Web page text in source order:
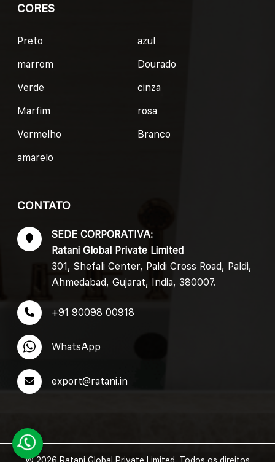
CORES
Preto
azul
marrom
Dourado
Verde
cinza
Marfim
rosa
Vermelho
Branco
amarelo
CONTATO
SEDE CORPORATIVA:
Ratani Global Private Limited
301, Shefali Center, Paldi Cross Road, Paldi,
Ahmedabad, Gujarat, India, 380007.
+91 90098 00918
WhatsApp
export@ratani.in